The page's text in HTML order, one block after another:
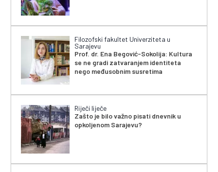
Filozofski fakultet Univerziteta u
Sarajevu
Prof. dr. Ena Begović-Sokolija: Kultura
se ne gradi zatvaranjem identiteta
nego međusobnim susretima
Riječi liječe
Zašto je bilo važno pisati dnevnik u
opkoljenom Sarajevu?